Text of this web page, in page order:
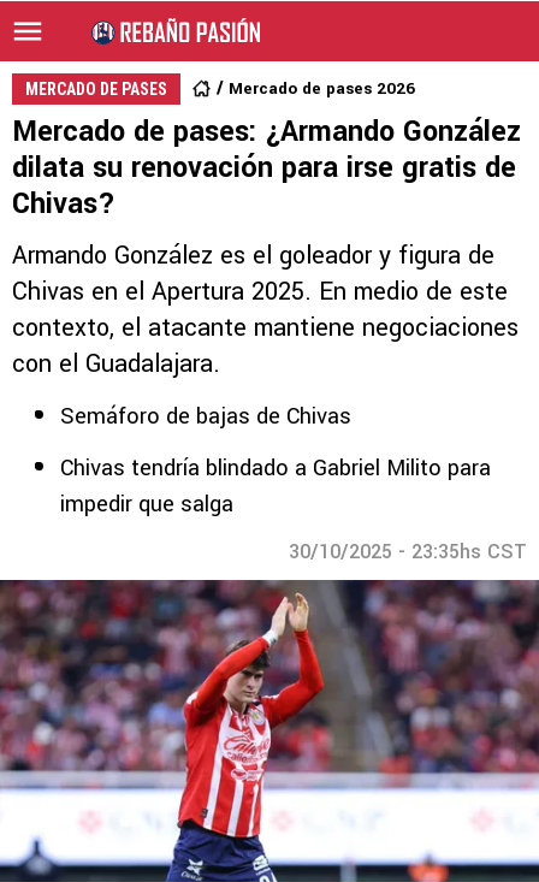
MERCADO DE PASES Mercado de pases 2026
Mercado de pases: ¿Armando González
dilata su renovación para irse gratis de
Chivas?
Armando González es el goleador y figura de
Chivas en el Apertura 2025. En medio de este
contexto, el atacante mantiene negociaciones
con el Guadalajara.
Semáforo de bajas de Chivas
Chivas tendría blindado a Gabriel Milito para
impedir que salga
30/10/2025 - 23:35hs CST